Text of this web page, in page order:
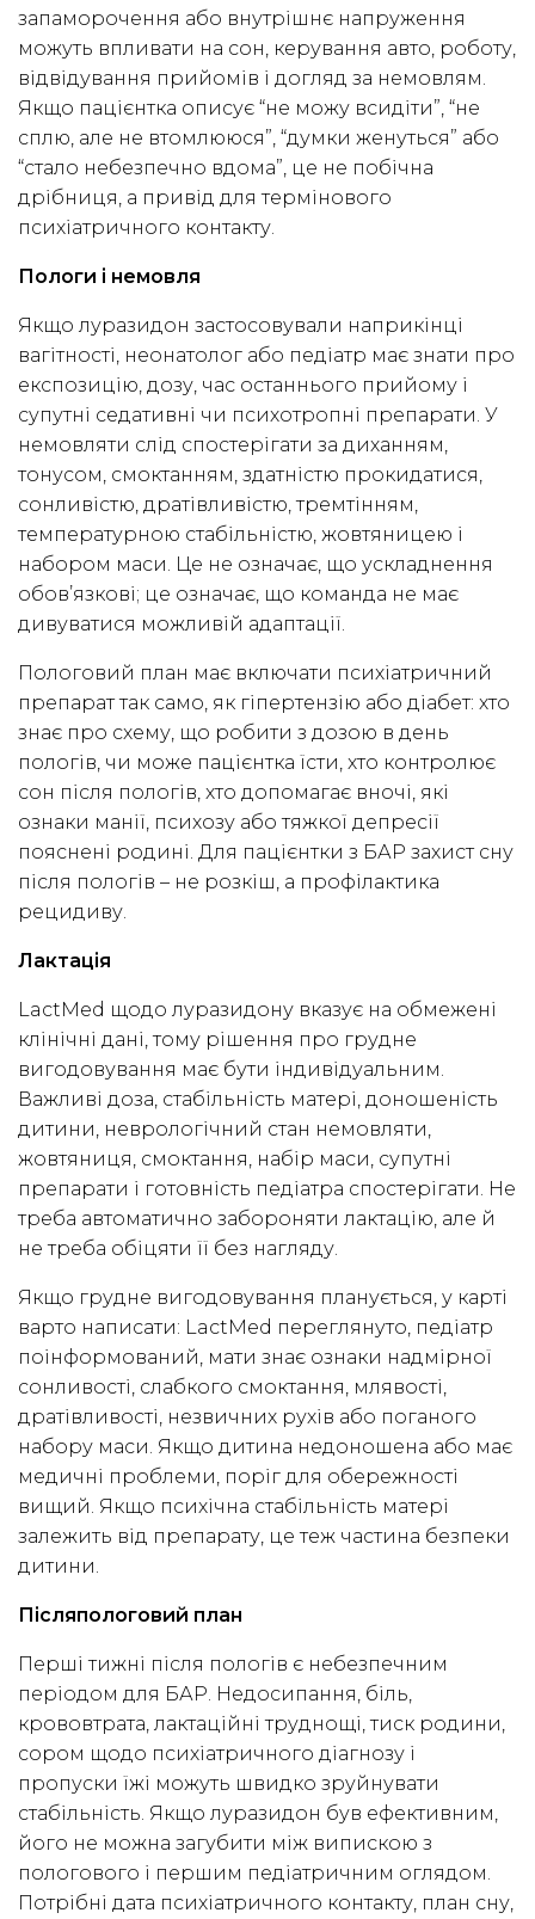
запаморочення або внутрішнє напруження
можуть впливати на сон, керування авто, роботу,
відвідування прийомів і догляд за немовлям.
Якщо пацієнтка описує “не можу всидіти”, “не
сплю, але не втомлююся”, “думки женуться” або
“стало небезпечно вдома”, це не побічна
дрібниця, а привід для термінового
психіатричного контакту.
Пологи і немовля
Якщо луразидон застосовували наприкінці
вагітності, неонатолог або педіатр має знати про
експозицію, дозу, час останнього прийому і
супутні седативні чи психотропні препарати. У
немовляти слід спостерігати за диханням,
тонусом, смоктанням, здатністю прокидатися,
сонливістю, дратівливістю, тремтінням,
температурною стабільністю, жовтяницею і
набором маси. Це не означає, що ускладнення
обов’язкові; це означає, що команда не має
дивуватися можливій адаптації.
Пологовий план має включати психіатричний
препарат так само, як гіпертензію або діабет: хто
знає про схему, що робити з дозою в день
пологів, чи може пацієнтка їсти, хто контролює
сон після пологів, хто допомагає вночі, які
ознаки манії, психозу або тяжкої депресії
пояснені родині. Для пацієнтки з БАР захист сну
після пологів – не розкіш, а профілактика
рецидиву.
Лактація
LactMed щодо луразидону вказує на обмежені
клінічні дані, тому рішення про грудне
вигодовування має бути індивідуальним.
Важливі доза, стабільність матері, доношеність
дитини, неврологічний стан немовляти,
жовтяниця, смоктання, набір маси, супутні
препарати і готовність педіатра спостерігати. Не
треба автоматично забороняти лактацію, але й
не треба обіцяти її без нагляду.
Якщо грудне вигодовування планується, у карті
варто написати: LactMed переглянуто, педіатр
поінформований, мати знає ознаки надмірної
сонливості, слабкого смоктання, млявості,
дратівливості, незвичних рухів або поганого
набору маси. Якщо дитина недоношена або має
медичні проблеми, поріг для обережності
вищий. Якщо психічна стабільність матері
залежить від препарату, це теж частина безпеки
дитини.
Післяпологовий план
Перші тижні після пологів є небезпечним
періодом для БАР. Недосипання, біль,
крововтрата, лактаційні труднощі, тиск родини,
сором щодо психіатричного діагнозу і
пропуски їжі можуть швидко зруйнувати
стабільність. Якщо луразидон був ефективним,
його не можна загубити між випискою з
пологового і першим педіатричним оглядом.
Потрібні дата психіатричного контакту, план сну,